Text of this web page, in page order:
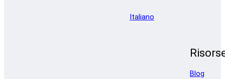
Italiano
Blog